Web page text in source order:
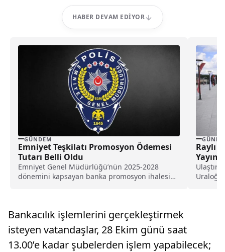
HABER DEVAM EDIYOR
GÜNDEM
Emniyet Teşkilatı Promosyon Ödemesi
Tutarı Belli Oldu
Emniyet Genel Müdürlüğü’nün 2025-2028
dönemini kapsayan banka promosyon ihalesi
Raylı
Bankacılık işlemlerini gerçekleştirmek
isteyen vatandaşlar, 28 Ekim günü saat
13.00’e kadar şubelerden işlem yapabilecek;